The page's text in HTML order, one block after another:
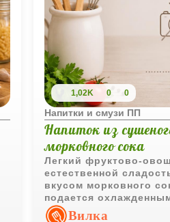
1,02K 0 0
Напитки и смузи ПП
Напиток из
морковного сока
Легкий фруктово-
естественной
вкусом морковного
подается
Вилка